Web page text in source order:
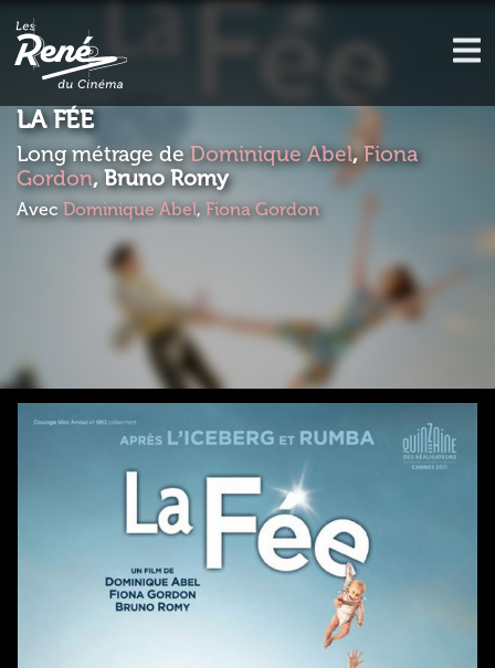
LA FÉE
Long métrage de Dominique Abel,Fiona
Gordon, Bruno Romy
Avec Dominique Abel, Fiona Gordon